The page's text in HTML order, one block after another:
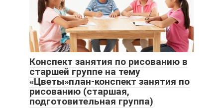
Конспект занятия по рисованию в
старшей группе на тему
«Цветы»план-конспект занятия по
рисованию (старшая,
подготовительная группа)